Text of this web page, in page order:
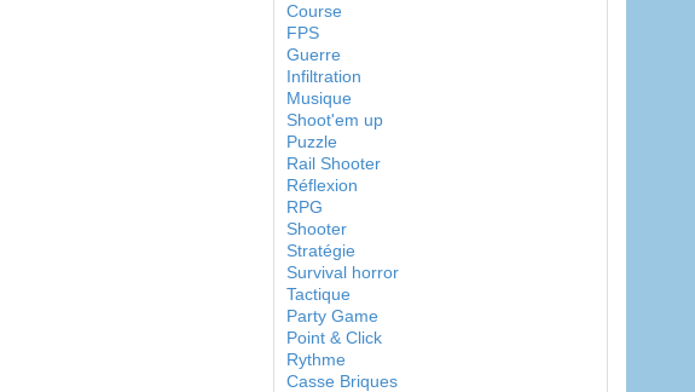
Course
FPS
Guerre
Infiltration
Musique
Shoot'em up
Puzzle
Rail Shooter
Réflexion
RPG
Shooter
Stratégie
Survival horror
Tactique
Party Game
Point & Click
Rythme
Casse Briques